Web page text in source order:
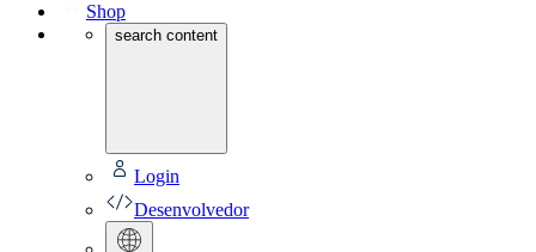
Shop
search content
Login
Desenvolvedor